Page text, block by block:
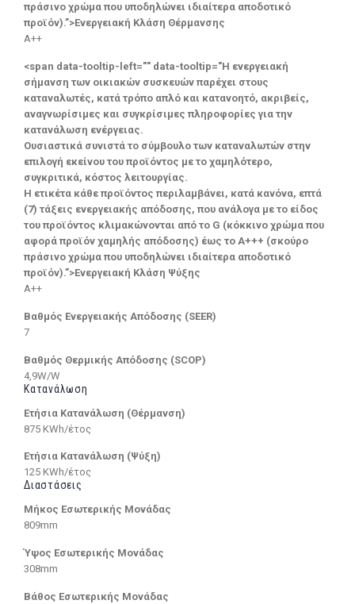
πράσινο χρώμα που υποδηλώνει ιδιαίτερα αποδοτικό
προϊόν).”>Ενεργειακή Κλάση Θέρμανσης
A++
<span data-tooltip-left="" data-tooltip="Η ενεργειακή
σήμανση των οικιακών συσκευών παρέχει στους
καταναλωτές, κατά τρόπο απλό και κατανοητό, ακριβείς,
αναγνωρίσιμες και συγκρίσιμες πληροφορίες για την
κατανάλωση ενέργειας.
Ουσιαστικά συνιστά το σύμβουλο των καταναλωτών στην
επιλογή εκείνου του προϊόντος με το χαμηλότερο,
συγκριτικά, κόστος λειτουργίας.
Η ετικέτα κάθε προϊόντος περιλαμβάνει, κατά κανόνα, επτά
(7) τάξεις ενεργειακής απόδοσης, που ανάλογα με το είδος
του προϊόντος κλιμακώνονται από το G (κόκκινο χρώμα που
αφορά προϊόν χαμηλής απόδοσης) έως το Α+++ (σκούρο
πράσινο χρώμα που υποδηλώνει ιδιαίτερα αποδοτικό
προϊόν).”>Ενεργειακή Κλάση Ψύξης
A++
Βαθμός Ενεργειακής Απόδοσης (SEER)
7
Βαθμός Θερμικής Απόδοσης (SCOP)
4,9W/W
Κατανάλωση
Ετήσια Κατανάλωση (Θέρμανση)
875 KWh/έτος
Ετήσια Κατανάλωση (Ψύξη)
125 KWh/έτος
Διαστάσεις
Μήκος Εσωτερικής Μονάδας
809mm
Ύψος Εσωτερικής Μονάδας
308mm
Βάθος Εσωτερικής Μονάδας